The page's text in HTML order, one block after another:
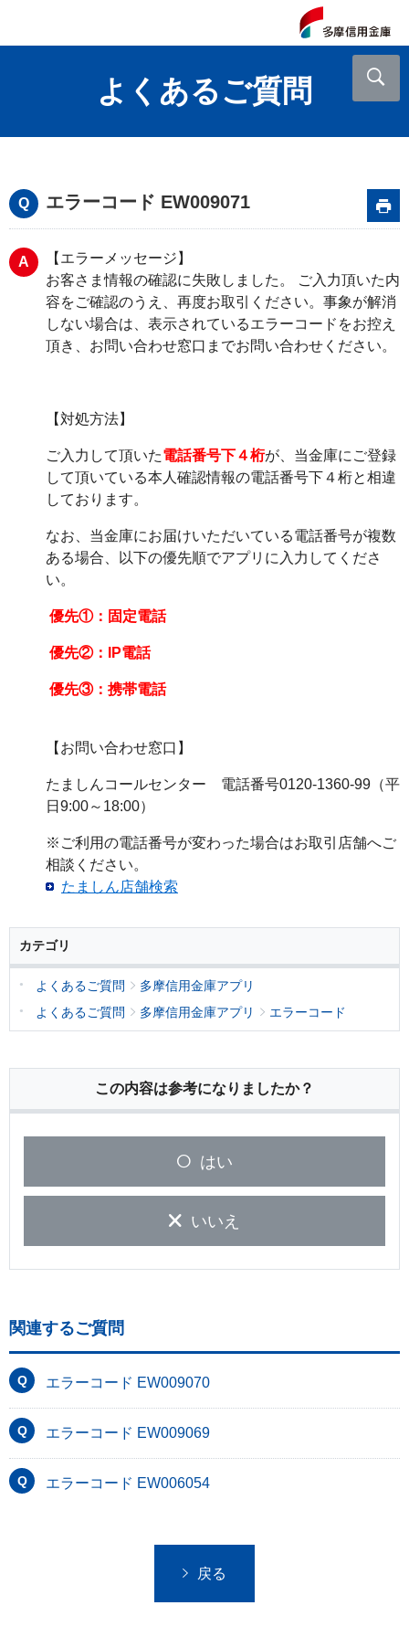
よくあるご質問
エラーコード EW009071
【エラーメッセージ】
お客さま情報の確認に失敗しました。 ご入力頂いた内
容をご確認のうえ、再度お取引ください。事象が解消
しない場合は、表示されているエラーコードをお控え
頂き、お問い合わせ窓口までお問い合わせください。
【対処方法】
ご入力して頂いた電話番号下４桁が、当金庫にご登録
して頂いている本人確認情報の電話番号下４桁と相違
しております。
なお、当金庫にお届けいただいている電話番号が複数
ある場合、以下の優先順でアプリに入力してくださ
い。
優先①：固定電話
優先②：IP電話
優先③：携帯電話
【お問い合わせ窓口】
たましんコールセンター 電話番号0120-1360-99（平
日9:00～18:00）
※ご利用の電話番号が変わった場合はお取引店舗へご
相談ください。
たましん店舗検索
カテゴリ
よくあるご質問
多摩信用金庫アプリ
よくあるご質問
多摩信用金庫アプリ エラーコード
この内容は参考になりましたか？
はい
いいえ
関連するご質問
エラーコード EW009070
エラーコード EW009069
エラーコード EW006054
戻る